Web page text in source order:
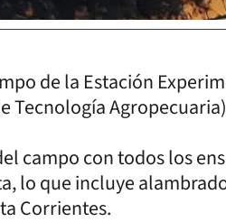
de la Estación
Tecnología
campo con todos los
lo que incluye
Corrientes.